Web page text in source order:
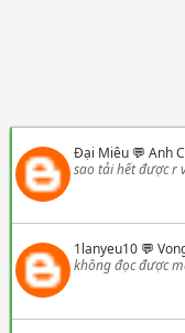
Đại Miêu💬 Anh
sao tải hết được r
1lanyeu10💬
không đọc được